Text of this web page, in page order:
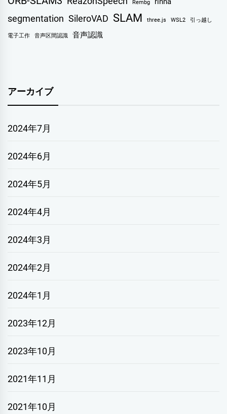
Rembg
segmentation SileroVAD SLAM three.js WSL2 引っ越し
電子工作 音声区間認識 音声認識
アーカイブ
2024年7月
2024年6月
2024年5月
2024年4月
2024年3月
2024年2月
2024年1月
2023年12月
2023年10月
2021年11月
2021年10月